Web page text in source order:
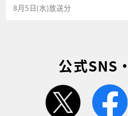
8月5日(水)放送分
公式SNS
twitter